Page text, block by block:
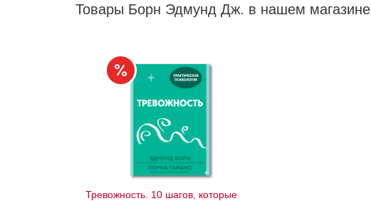
Товары Борн Эдмунд Дж. в нашем магазине
Тревожность. 10 шагов, которые